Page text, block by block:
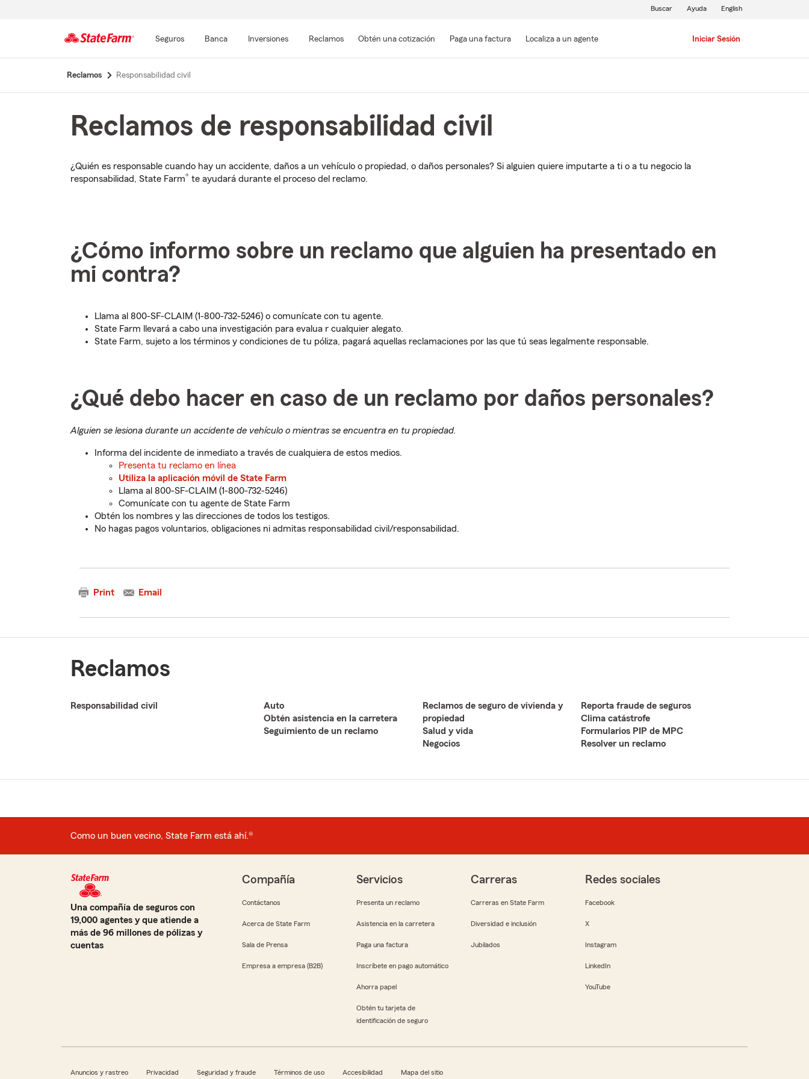
contenido
Seguros Banca Inversiones Reclamos Obtén una cotización Paga una factura Localiza a un agente Iniciar Sesión
Buscar Ayuda English
Reclamos Responsabilidad civil
Reclamos de responsabilidad civil
¿Quién es responsable cuando hay un accidente, daños a un vehículo o propiedad, o daños personales? Si alguien quiere imputarte a ti o a tu negocio la
responsabilidad, State Farm® te ayudará durante el proceso del reclamo.
¿Cómo informo sobre un reclamo que alguien ha presentado en
mi contra?
Llama al 800-SF-CLAIM (1-800-732-5246) o comunícate con tu agente.
State Farm llevará a cabo una investigación para evalua r cualquier alegato.
State Farm, sujeto a los términos y condiciones de tu póliza, pagará aquellas reclamaciones por las que tú seas legalmente responsable.
¿Qué debo hacer en caso de un reclamo por daños personales?
Alguien se lesiona durante un accidente de vehículo o mientras se encuentra en tu propiedad.
Informa del incidente de inmediato a través de cualquiera de estos medios.
Presenta tu reclamo en línea
Utiliza la aplicación móvil de State Farm
Llama al 800-SF-CLAIM (1-800-732-5246)
Comunícate con tu agente de State Farm
Obtén los nombres y las direcciones de todos los testigos.
No hagas pagos voluntarios, obligaciones ni admitas responsabilidad civil/responsabilidad.
Print Email
Reclamos
Responsabilidad civil
Auto
Obtén asistencia en la carretera
Seguimiento de un reclamo
Reclamos de seguro de vivienda y
propiedad
Salud y vida
Negocios
Reporta fraude de seguros
Clima catástrofe
Formularios PIP de MPC
Resolver un reclamo
Como un buen vecino, State Farm está ahí.®
Una compañía de seguros con
19,000 agentes y que atiende a
más de 96 millones de pólizas y
cuentas
Compañía
Contáctanos
Acerca de State Farm
Sala de Prensa
Empresa a empresa (B2B)
Servicios
Presenta un reclamo
Asistencia en la carretera
Paga una factura
Inscríbete en pago automático
Ahorra papel
Obtén tu tarjeta de
identificación de seguro
Carreras
Carreras en State Farm
Diversidad e inclusión
Jubilados
Redes sociales
Facebook
X
Instagram
LinkedIn
YouTube
Anuncios y rastreo Privacidad Seguridad y fraude Términos de uso Accesibilidad Mapa del sitio